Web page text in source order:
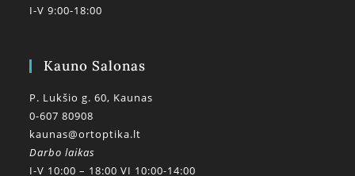
I-V 9:00-18:00
Kauno Salonas
P. Lukšio g. 60, Kaunas
0-607 80908
kaunas@ortoptika.lt
Darbo laikas
I-V 10:00 – 18:00 VI 10:00-14:00